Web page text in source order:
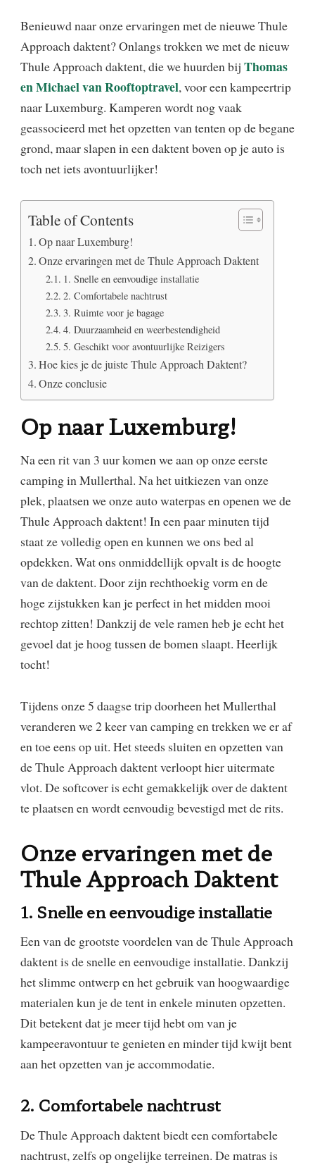
Benieuwd naar onze ervaringen met de nieuwe Thule
Approach daktent? Onlangs trokken we met de nieuw
Thule Approach daktent, die we huurden bij Thomas
en Michael van Rooftoptravel, voor een kampeertrip
naar Luxemburg. Kamperen wordt nog vaak
geassocieerd met het opzetten van tenten op de begane
grond, maar slapen in een daktent boven op je auto is
toch net iets avontuurlijker!
Table of Contents
Op naar Luxemburg!
Onze ervaringen met de Thule Approach Daktent
1. Snelle en eenvoudige installatie
2. Comfortabele nachtrust
3. Ruimte voor je bagage
4. Duurzaamheid en weerbestendigheid
5. Geschikt voor avontuurlijke Reizigers
Hoe kies je de juiste Thule Approach Daktent?
Onze conclusie
Op naar Luxemburg!
Na een rit van 3 uur komen we aan op onze eerste
camping in Mullerthal. Na het uitkiezen van onze
plek, plaatsen we onze auto waterpas en openen we de
Thule Approach daktent! In een paar minuten tijd
staat ze volledig open en kunnen we ons bed al
opdekken. Wat ons onmiddellijk opvalt is de hoogte
van de daktent. Door zijn rechthoekig vorm en de
hoge zijstukken kan je perfect in het midden mooi
rechtop zitten! Dankzij de vele ramen heb je echt het
gevoel dat je hoog tussen de bomen slaapt. Heerlijk
tocht!
Tijdens onze 5 daagse trip doorheen het Mullerthal
veranderen we 2 keer van camping en trekken we er af
en toe eens op uit. Het steeds sluiten en opzetten van
de Thule Approach daktent verloopt hier uitermate
vlot. De softcover is echt gemakkelijk over de daktent
te plaatsen en wordt eenvoudig bevestigd met de rits.
Onze ervaringen met de
Thule Approach Daktent
1. Snelle en eenvoudige installatie
Een van de grootste voordelen van de Thule Approach
daktent is de snelle en eenvoudige installatie. Dankzij
het slimme ontwerp en het gebruik van hoogwaardige
materialen kun je de tent in enkele minuten opzetten.
Dit betekent dat je meer tijd hebt om van je
kampeeravontuur te genieten en minder tijd kwijt bent
aan het opzetten van je accommodatie.
2. Comfortabele nachtrust
De Thule Approach daktent biedt een comfortabele
nachtrust, zelfs op ongelijke terreinen. De matras is